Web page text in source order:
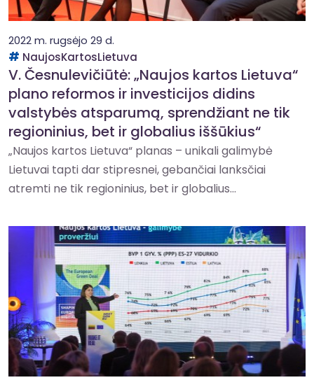
2022 m. rugsėjo 29 d.
NaujosKartosLietuva
V. Česnulevičiūtė: „Naujos kartos Lietuva“
plano reformos ir investicijos didins
valstybės atsparumą, sprendžiant ne tik
regioninius, bet ir globalius iššūkius“
„Naujos kartos Lietuva“ planas – unikali galimybė
Lietuvai tapti dar stipresnei, gebančiai lanksčiai
atremti ne tik regioninius, bet ir globalius...